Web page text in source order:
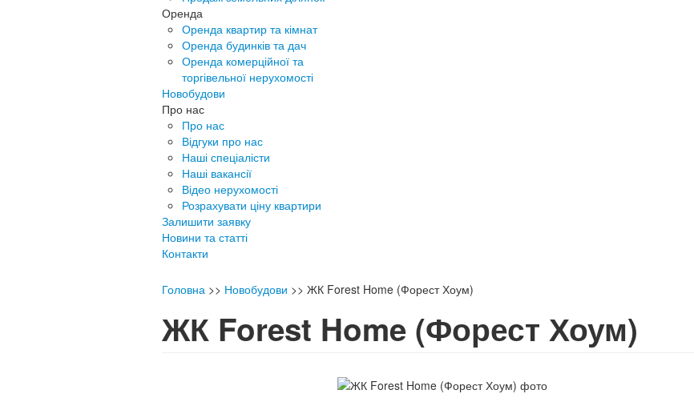
Оренда
Оренда квартир та кімнат
Оренда будинків та дач
Оренда комерційної та
торгівельної нерухомості
Новобудови
Про нас
Про нас
Відгуки про нас
Наші спеціалісти
Наші вакансії
Відео нерухомості
Розрахувати ціну квартири
Залишити заявку
Новини та статті
Контакти
Головна >> Новобудови >> ЖК Forest Home (Форест Хоум)
ЖК Forest Home (Форест Хоум)